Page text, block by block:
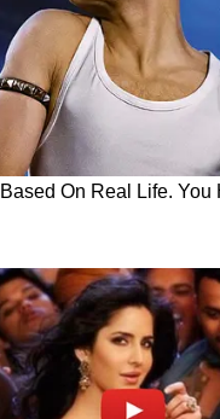
Instagram
पेड्डी में एक अलग